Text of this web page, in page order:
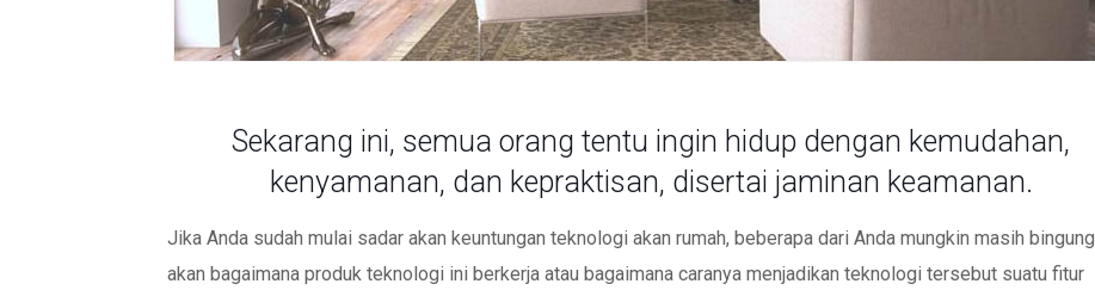
Sekarang ini, semua orang tentu ingin hidup dengan kemudahan,
kenyamanan, dan kepraktisan, disertai jaminan keamanan.
Jika Anda sudah mulai sadar akan keuntungan teknologi akan rumah, beberapa dari Anda mungkin masih bingung
akan bagaimana produk teknologi ini berkerja atau bagaimana caranya menjadikan teknologi tersebut suatu fitur